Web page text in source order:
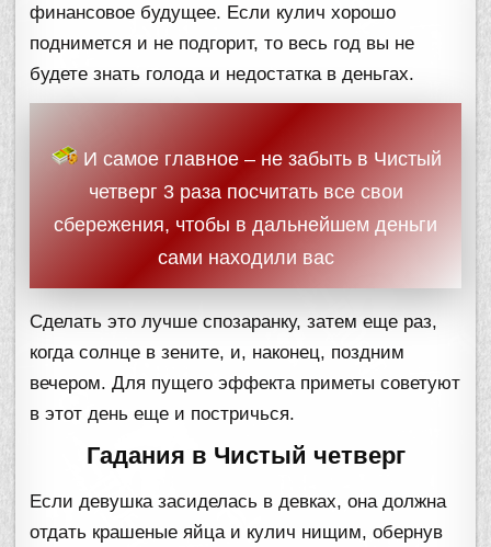
финансовое будущее. Если кулич хорошо
поднимется и не подгорит, то весь год вы не
будете знать голода и недостатка в деньгах.
И самое главное – не забыть в Чистый
четверг 3 раза посчитать все свои
сбережения, чтобы в дальнейшем деньги
сами находили вас
Сделать это лучше спозаранку, затем еще раз,
когда солнце в зените, и, наконец, поздним
вечером. Для пущего эффекта приметы советуют
в этот день еще и постричься.
Гадания в Чистый четверг
Если девушка засиделась в девках, она должна
отдать крашеные яйца и кулич нищим, обернув